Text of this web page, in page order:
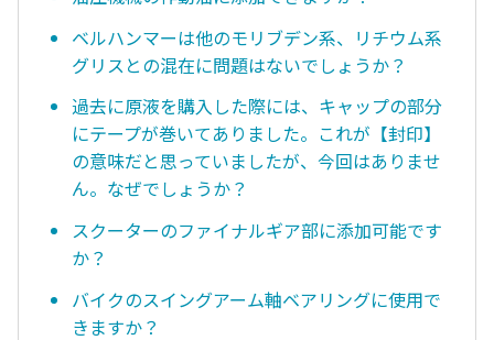
ベルハンマーは他のモリブデン系、リチウム系
グリスとの混在に問題はないでしょうか？
過去に原液を購入した際には、キャップの部分
にテープが巻いてありました。これが【封印】
の意味だと思っていましたが、今回はありませ
ん。なぜでしょうか？
スクーターのファイナルギア部に添加可能です
か？
バイクのスイングアーム軸ベアリングに使用で
きますか？